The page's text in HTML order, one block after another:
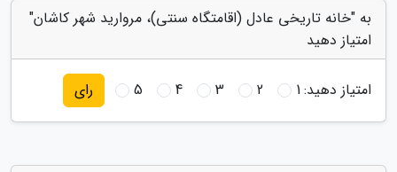
به "خانه تاریخی عادل (اقامتگاه سنتی)، مروارید شهر کاشان"
امتیاز دهید
امتیاز دهید:1
2
3
4
5 رای